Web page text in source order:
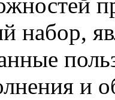
набор,
и